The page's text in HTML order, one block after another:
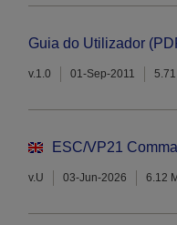
Guia do Utilizador
v.1.0 01-Sep-2011
ESC/VP21
v.U 03-Jun-2026 6.12